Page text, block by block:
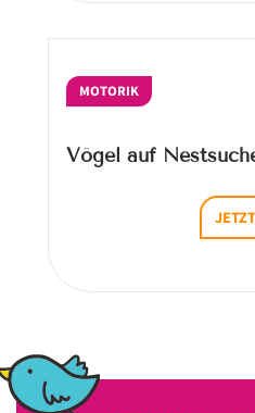
MOTORIK
Vögel auf